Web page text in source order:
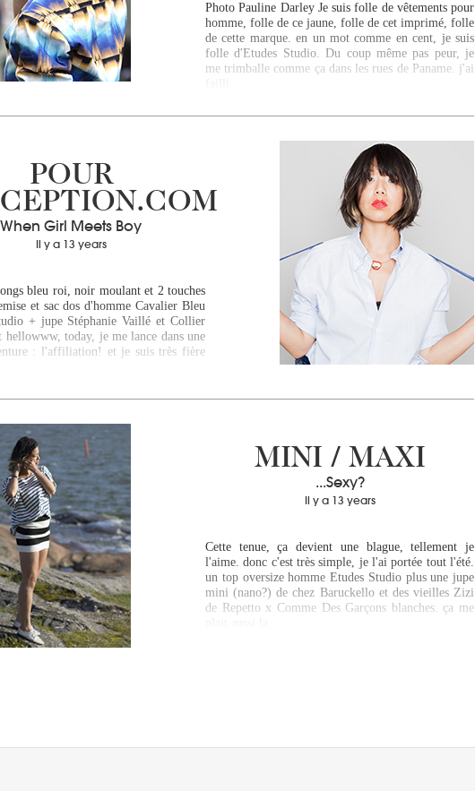
Photo Pauline Darley Je suis folle de vêtements pour
homme, folle de ce jaune, folle de cet imprimé, folle
de cette marque. en un mot comme en cent, je suis
folle d'Etudes Studio. Du coup même pas peur, je
me trimballe comme ça dans les rues de Paname. j'ai
POUR
When Girl Meets Boy
Il y a 13 years
bleu roi, noir moulant et 2 touches
et sac dos d'homme Cavalier Bleu
+ jupe Stéphanie Vaillé et Collier
today, je me lance dans une
: l'affiliation! et je suis très fière
MINI / MAXI
...Sexy?
Il y a 13 years
Cette tenue, ça devient une blague, tellement je
l'aime. donc c'est très simple, je l'ai portée tout l'été.
un top oversize homme Etudes Studio plus une jupe
mini (nano?) de chez Baruckello et des vieilles Zizi
de Repetto x Comme Des Garçons blanches. ça me